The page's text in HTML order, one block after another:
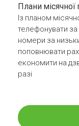
Плани
Із планом
телефонувати за
номери за
поповнювати
економити на
разі